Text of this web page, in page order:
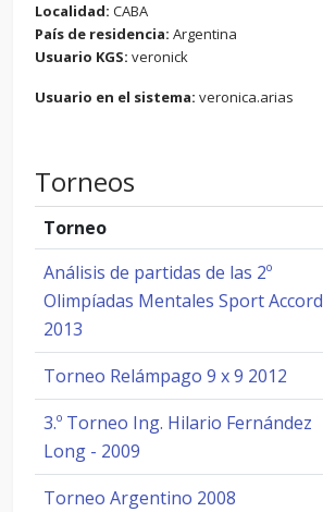
Localidad: CABA
País de residencia: Argentina
Usuario KGS: veronick
Usuario en el sistema: veronica.arias
Torneos
Torneo
Análisis de partidas de las 2º
Olimpíadas Mentales Sport Accord
2013
Torneo Relámpago 9 x 9 2012
3.º Torneo Ing. Hilario Fernández
Long - 2009
Torneo Argentino 2008